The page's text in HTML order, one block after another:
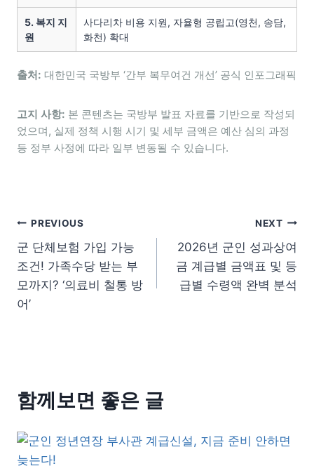
5. 복지 지
원
사다리차 비용 지원, 자율형 공립고(영천, 송담,
화천) 확대
출처: 대한민국 국방부 ‘간부 복무여건 개선’ 공식 인포그래픽
고지 사항: 본 콘텐츠는 국방부 발표 자료를 기반으로 작성되
었으며, 실제 정책 시행 시기 및 세부 금액은 예산 심의 과정
등 정부 사정에 따라 일부 변동될 수 있습니다.
글 탐색
PREVIOUS
군 단체보험 가입 가능
조건! 가족수당 받는 부
모까지? ‘의료비 철통 방
어’
NEXT
2026년 군인 성과상여
금 계급별 금액표 및 등
급별 수령액 완벽 분석
함께보면 좋은 글